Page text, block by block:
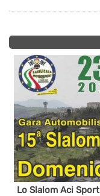
Lo Slalom Aci